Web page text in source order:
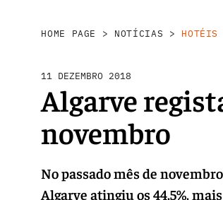
HOME PAGE > NOTÍCIAS > HOTÉIS
11 DEZEMBRO 2018
Algarve
novembro
No passado mês de
Algarve atingiu os 44,5%,